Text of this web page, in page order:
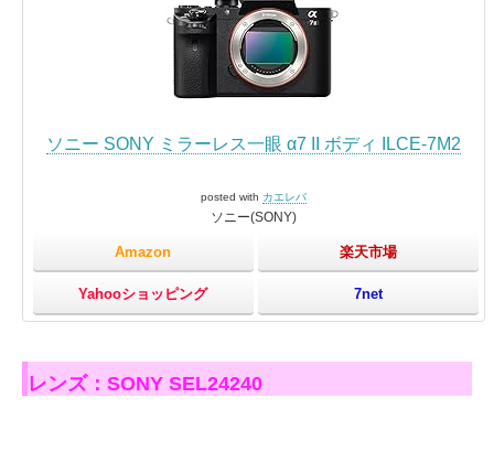
ソニー SONY ミラーレス一眼 α7 II ボディ ILCE-7M2
posted with カエレバ
ソニー(SONY)
Amazon 楽天市場
Yahooショッピング 7net
レンズ：SONY SEL24240